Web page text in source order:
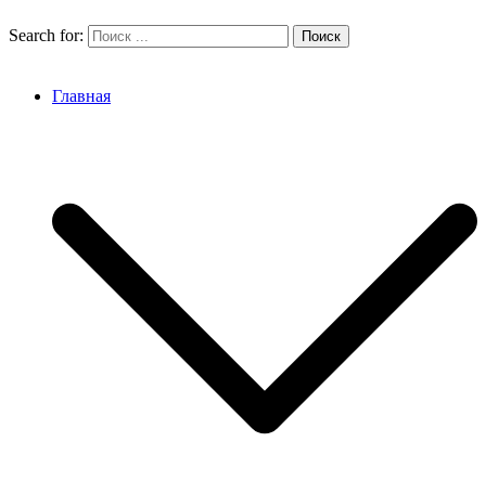
Search for:
Главная